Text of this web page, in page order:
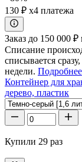
130 ₽ x4 платежа
Заказ до 150 000
Списание
списывается
недели. Подробнее
Контейнер для
дерево, пластик
Купили 29 раз